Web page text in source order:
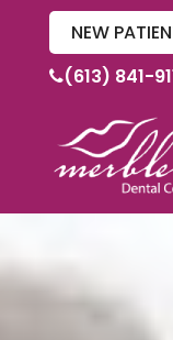
NEW
(613) 841-